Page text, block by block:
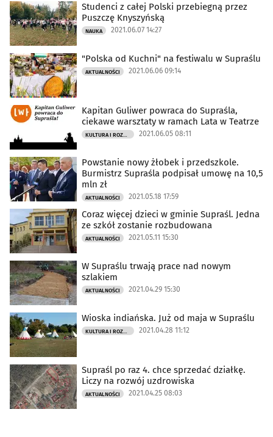
Studenci z całej Polski przebiegną przez
Puszczę Knyszyńską
NAUKA 2021.06.07 14:27
"Polska od Kuchni" na festiwalu w Supraślu
AKTUALNOŚCI 2021.06.06 09:14
Kapitan Guliwer powraca do Supraśla,
ciekawe warsztaty w ramach Lata w Teatrze
2021.06.05 08:11
Powstanie nowy żłobek i przedszkole.
Burmistrz Supraśla podpisał umowę na 10,5
mln zł
AKTUALNOŚCI 2021.05.18 17:59
Coraz więcej dzieci w gminie Supraśl. Jedna
ze szkół zostanie rozbudowana
AKTUALNOŚCI 2021.05.11 15:30
W Supraślu trwają prace nad nowym
szlakiem
AKTUALNOŚCI 2021.04.29 15:30
Wioska indiańska. Już od maja w Supraślu
2021.04.28 11:12
Supraśl po raz 4. chce sprzedać działkę.
Liczy na rozwój uzdrowiska
AKTUALNOŚCI 2021.04.25 08:03